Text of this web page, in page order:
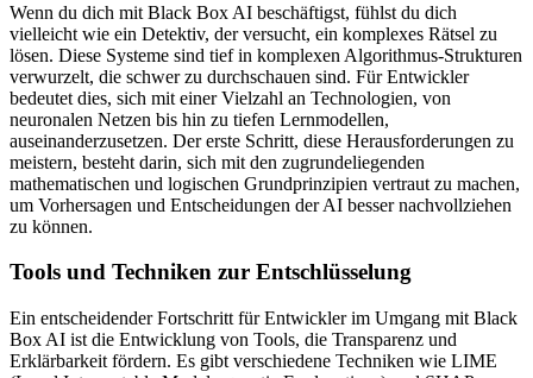
Wenn du dich mit Black Box AI beschäftigst, fühlst du dich
vielleicht wie ein Detektiv, der versucht, ein komplexes Rätsel zu
lösen. Diese Systeme sind tief in komplexen Algorithmus-Strukturen
verwurzelt, die schwer zu durchschauen sind. Für Entwickler
bedeutet dies, sich mit einer Vielzahl an Technologien, von
neuronalen Netzen bis hin zu tiefen Lernmodellen,
auseinanderzusetzen. Der erste Schritt, diese Herausforderungen zu
meistern, besteht darin, sich mit den zugrundeliegenden
mathematischen und logischen Grundprinzipien vertraut zu machen,
um Vorhersagen und Entscheidungen der AI besser nachvollziehen
zu können.
Tools und Techniken zur Entschlüsselung
Ein entscheidender Fortschritt für Entwickler im Umgang mit Black
Box AI ist die Entwicklung von Tools, die Transparenz und
Erklärbarkeit fördern. Es gibt verschiedene Techniken wie LIME